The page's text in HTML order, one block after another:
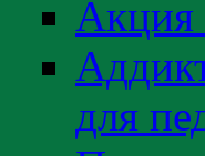
Акция
для